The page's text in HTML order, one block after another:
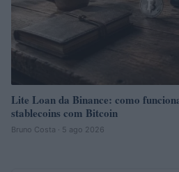
Lite Loan da Binance: como
stablecoins com Bitcoin
Bruno Costa · 5 ago 2026